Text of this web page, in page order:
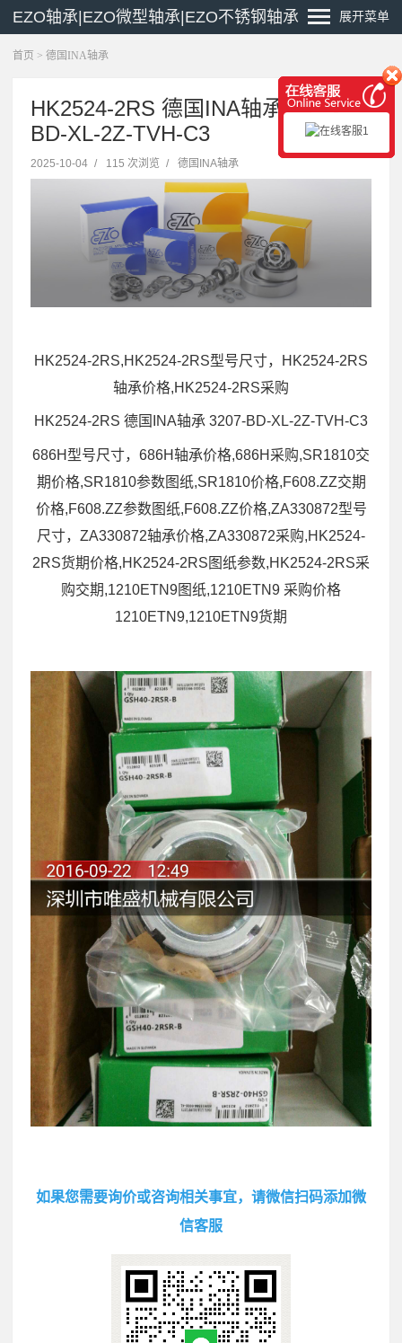
EZO轴承|EZO微型轴承|EZO不锈钢轴承 展开菜单
首页 > 德国INA轴承
HK2524-2RS 德国INA轴承 3207-
BD-XL-2Z-TVH-C3
2025-10-04 / 115 次浏览 / 德国INA轴承
HK2524-2RS,HK2524-2RS型号尺寸，HK2524-2RS
轴承价格,HK2524-2RS采购
HK2524-2RS 德国INA轴承 3207-BD-XL-2Z-TVH-C3
686H型号尺寸，686H轴承价格,686H采购,SR1810交
期价格,SR1810参数图纸,SR1810价格,F608.ZZ交期
价格,F608.ZZ参数图纸,F608.ZZ价格,ZA330872型号
尺寸，ZA330872轴承价格,ZA330872采购,HK2524-
2RS货期价格,HK2524-2RS图纸参数,HK2524-2RS采
购交期,1210ETN9图纸,1210ETN9 采购价格
1210ETN9,1210ETN9货期
如果您需要询价或咨询相关事宜，请微信扫码添加微
信客服